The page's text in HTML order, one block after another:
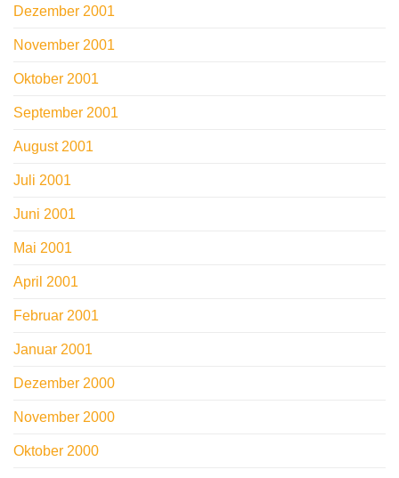
Dezember 2001
November 2001
Oktober 2001
September 2001
August 2001
Juli 2001
Juni 2001
Mai 2001
April 2001
Februar 2001
Januar 2001
Dezember 2000
November 2000
Oktober 2000